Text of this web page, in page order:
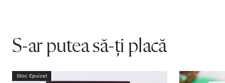
S-ar putea să-ți placă
Stoc Epuizat